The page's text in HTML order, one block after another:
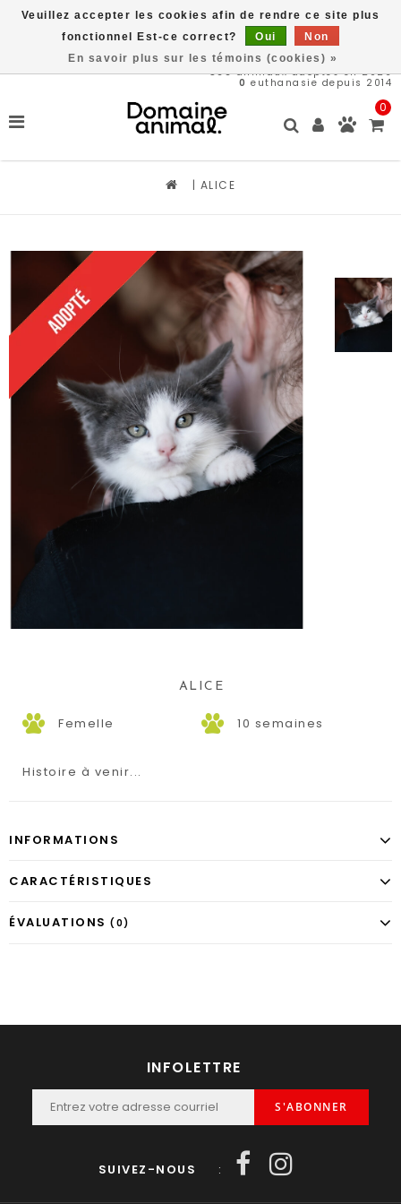
566animaux adoptés en 2026
0 euthanasie depuis 2014
0
| ALICE
ALICE
Femelle 10 semaines
Histoire à venir...
INFORMATIONS
CARACTÉRISTIQUES
ÉVALUATIONS (0)
INFOLETTRE
S'ABONNER
SUIVEZ-NOUS :
Veuillez accepter les cookies afin de rendre ce site plus
fonctionnel Est-ce correct?
Oui
Non
En savoir plus sur les témoins (cookies) »
Livraison gratuite à partir de 89$*